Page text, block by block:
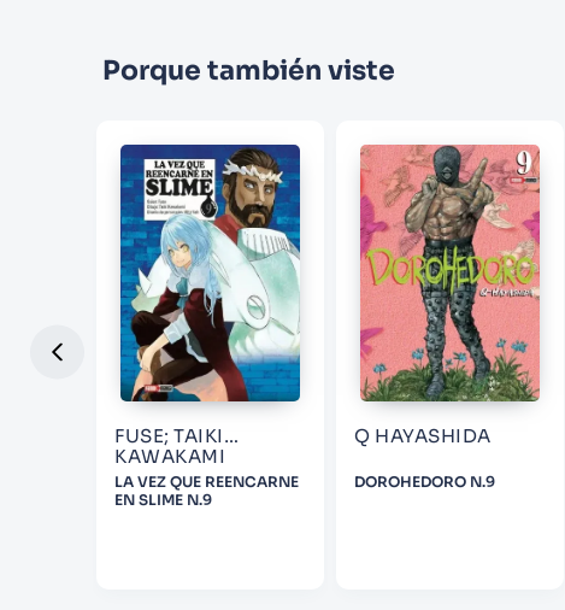
Porque también viste
FUSE; TAIKI
KAWAKAMI
LA VEZ QUE REENCARNE
EN SLIME N.9
Q HAYASHIDA
DOROHEDORO N.9